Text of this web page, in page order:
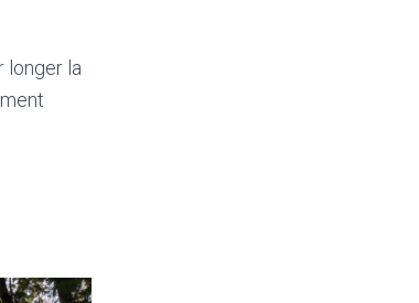
longer la